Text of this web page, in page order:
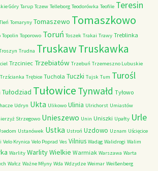
Góry Tarup Tczew Telleborg Teodorówka Teofile Teresin
Tomaryny Tomaszewo Tomaszkowo
Topolin Toporowo Toruń Toszek Trakai Trawy Treblinka
Trudna TruskawTruskawka
Trzciniec Trzebiatów Trzebuń Trzemeszno Lubuskie
Trzścianka Trębice Tuchola Tuczki Tujsk Tum Turośl
Tułodziad Tułowice Tynwałd Tyłowo
Udryn Ukta Ulikowo Ulinia Ulrichorst Umiastów
Strzegowo Unieszewo Unin Uniszki Upałty Urle
Ustanówek Ustka Ustroń Uzdowo Uznam Uścięcice
Velo Krynica Velo Poprad Ves Vilnius Wadąg Walidrogi Walim
Warlity Warlity Wielkie Warmiak Warszawa Warta
Wałcz Ważne Młyny Wda Wdzydze Weimar Weißenberg